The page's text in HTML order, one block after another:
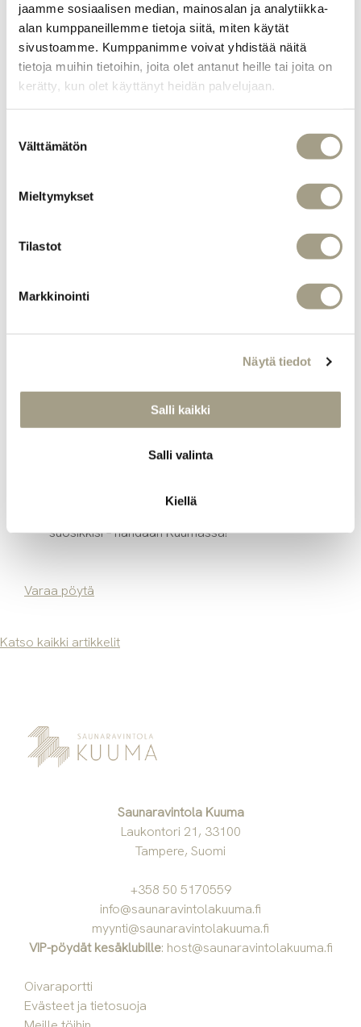
jaamme sosiaalisen median, mainosalan ja analytiikka-
alan kumppaneillemme tietoja siitä, miten käytät
sivustoamme. Kumppanimme voivat yhdistää näitä
tietoja muihin tietoihin, joita olet antanut heille tai joita on
kerätty, kun olet käyttänyt heidän palvelujaan.
valinta
Välttämätön
Mieltymykset
Tilastot
Markkinointi
Näytä tiedot
Salli kaikki
Salli valinta
Kiellä
Uusi vuosi, uusi menu! Kuumassa aloitetaan
vuosi uudistuneilla annoksilla, jotka
täydentävät rakastettuja klassikoitamme.
Tuttujen suosikkien rinnalle on tuotu huolella
uudelle tasolle.
Schnitzel, täyteläiset ja aromaattiset simpukat
niin arkiruokailijat kuin herkkusuutkin. Jokainen
raaka-aineita, jotka takaavat täydellisen
Uusi menu tarjoaa laajan valikoiman annoksia,
Olitpa sitten klassikoiden ystävä tai uuden
kokeilija, Kuumassa pääset nauttimaan
annoksista rennossa ja lämpimässä
suosikkisi – nähdään Kuumassa!
Varaa pöytä
Katso kaikki artikkelit
Saunaravintola Kuuma
Laukontori 21, 33100
Tampere, Suomi
+358 50 5170559
info@saunaravintolakuuma.fi
myynti@saunaravintolakuuma.fi
VIP-pöydät kesäklubille: host@saunaravintolakuuma.fi
Oivaraportti
Evästeet ja tietosuoja